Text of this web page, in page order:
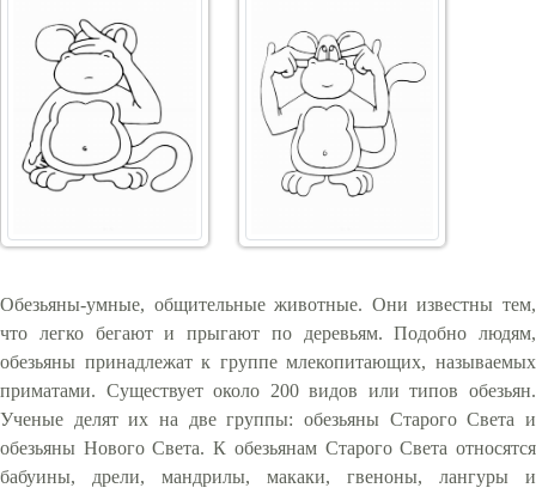
Обезьяны-умные, общительные животные. Они известны тем,
что легко бегают и прыгают по деревьям. Подобно людям,
обезьяны принадлежат к группе млекопитающих, называемых
приматами. Существует около 200 видов или типов обезьян.
Ученые делят их на две группы: обезьяны Старого Света и
обезьяны Нового Света. К обезьянам Старого Света относятся
бабуины, дрели, мандрилы, макаки, гвеноны, лангуры и